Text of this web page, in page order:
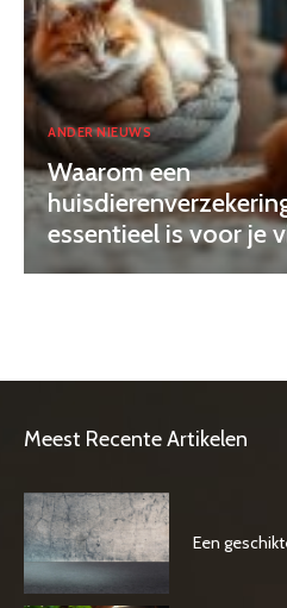
ANDER NIEUWS
Waarom een
essentieel is voor je
Meest Recente Artikelen
Een